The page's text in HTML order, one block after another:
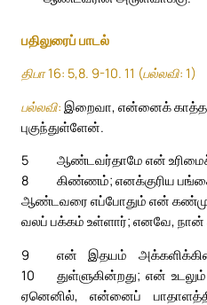
பதிலுரைப் பாடல்
திபா 16: 5,8. 9-10. 11 (பல்லவி: 1)
பல்லவி: இறைவா, என்னைக்
புகுந்துள்ளேன்.
5
ஆண்டவர்தாமே என்
கிண்ணம்; எனக்குரிய
8
ஆண்டவரை எப்போதும் என்
வலப் பக்கம் உள்ளார்; எனவே,
9
என் இதயம்
துள்ளுகின்றது; என் உடலும்
10
ஏனெனில், என்னைப்